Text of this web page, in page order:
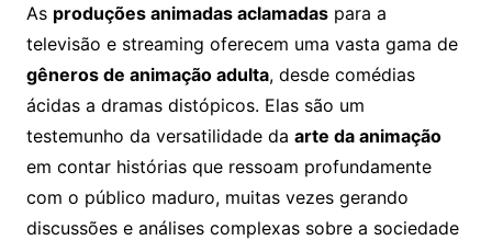
As produções animadas aclamadaspara a
televisão e streaming oferecem uma vasta gama de
gêneros de animação adulta, desde comédias
ácidas a dramas distópicos. Elas são um
testemunho da versatilidade da arte da animação
em contar histórias que ressoam profundamente
com o público maduro, muitas vezes gerando
discussões e análises complexas sobre a sociedade